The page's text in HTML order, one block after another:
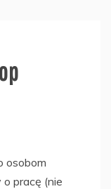
osobom
pracę (nie